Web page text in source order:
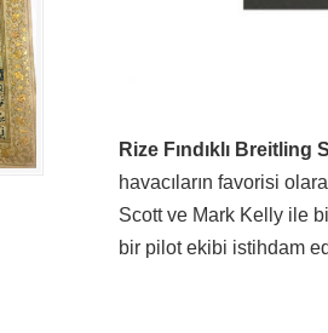
Rize Fındıklı Breitling
havacıların favorisi
Scott ve Mark Kelly ile
bir pilot ekibi istihdam